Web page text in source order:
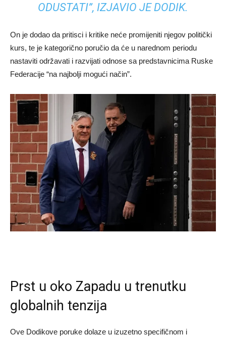
ODUSTATI”, IZJAVIO JE DODIK.
On je dodao da pritisci i kritike neće promijeniti njegov politički
kurs, te je kategorično poručio da će u narednom periodu
nastaviti održavati i razvijati odnose sa predstavnicima Ruske
Federacije “na najbolji mogući način”.
Prst u oko Zapadu u trenutku
globalnih tenzija
Ove Dodikove poruke dolaze u izuzetno specifičnom i